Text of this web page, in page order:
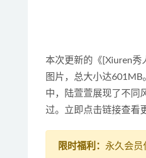
本次更新的《[Xiuren秀
图片，总大小达
中，陆萱萱展现了不同
过。立即点击链接查看
限时福利： 永久会员